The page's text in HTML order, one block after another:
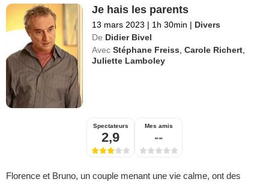
Je hais les parents
13 mars 2023 | 1h 30min | Divers
De Didier Bivel
Avec Stéphane Freiss,Carole Richert,
Juliette Lamboley
Spectateurs
2,9
Mes amis
--
Florence et Bruno, un couple menant une vie calme, ont des